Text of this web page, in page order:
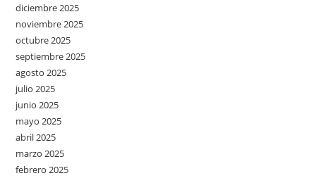
diciembre 2025
noviembre 2025
octubre 2025
septiembre 2025
agosto 2025
julio 2025
junio 2025
mayo 2025
abril 2025
marzo 2025
febrero 2025